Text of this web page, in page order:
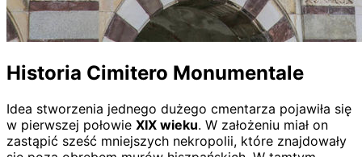
Historia Cimitero Monumentale
Idea stworzenia jednego dużego cmentarza pojawiła się
w pierwszej połowie XIX wieku. W założeniu miał on
zastąpić sześć mniejszych nekropolii, które znajdowały